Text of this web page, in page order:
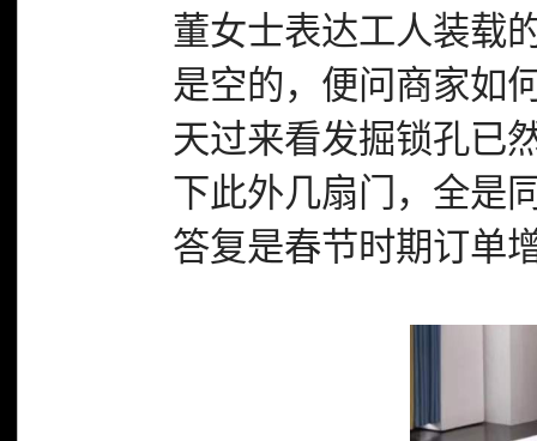
董女士表达工人装载
是空的，便问商家如
天过来看发掘锁孔已
下此外几扇门，全是
答复是春节时期订单